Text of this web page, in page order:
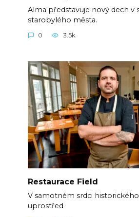
Alma představuje nový dech v
starobylého města.
0 3.5k.
Restaurace Field
V samotném srdci historického
uprostřed